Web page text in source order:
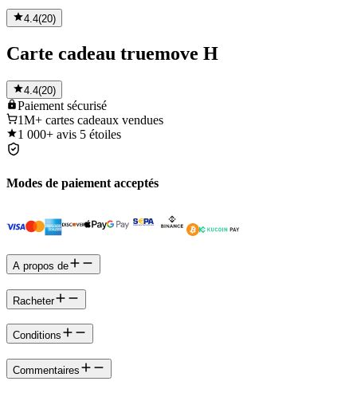
4.4(20)
Carte cadeau truemove H
4.4(20)
Paiement sécurisé
1M+ cartes cadeaux vendues
1 000+ avis 5 étoiles
Modes de paiement acceptés
A propos de
Racheter
Conditions
Commentaires